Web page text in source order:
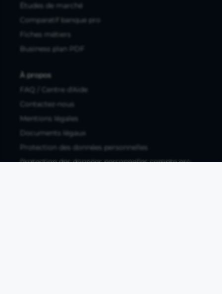
Études de marché
Comparatif banque pro
Fiches métiers
Business plan PDF
À propos
FAQ / Centre d'Aide
Contactez-nous
Mentions légales
Documents légaux
Protection des données personnelles
Protection des données personnelles compte pro